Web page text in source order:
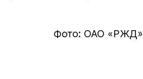
Фото: ОАО «РЖД»